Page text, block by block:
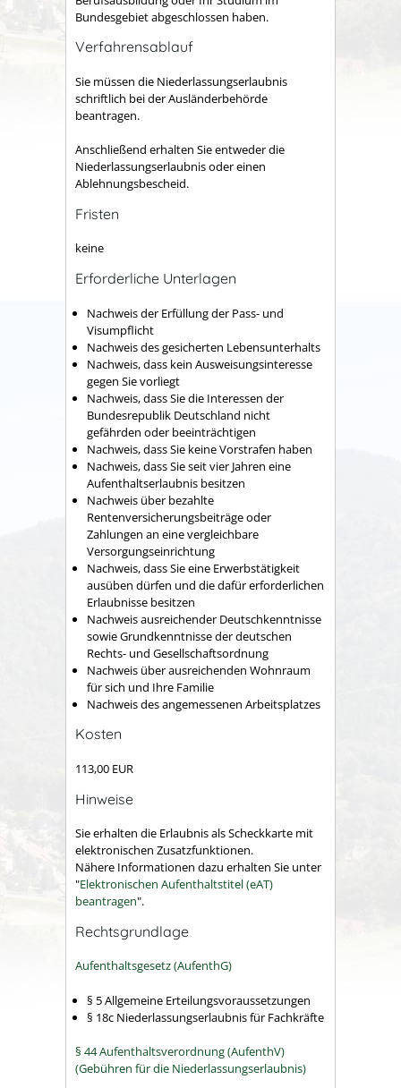
Bundesgebiet abgeschlossen haben.
Verfahrensablauf
Sie müssen die Niederlassungserlaubnis
schriftlich bei der Ausländerbehörde
beantragen.
Anschließend erhalten Sie entweder die
Niederlassungserlaubnis oder einen
Ablehnungsbescheid.
Fristen
keine
Erforderliche Unterlagen
Nachweis der Erfüllung der Pass- und
Visumpflicht
Nachweis des gesicherten Lebensunterhalts
Nachweis, dass kein Ausweisungsinteresse
gegen Sie vorliegt
Nachweis, dass Sie die Interessen der
Bundesrepublik Deutschland nicht
gefährden oder beeinträchtigen
Nachweis, dass Sie keine Vorstrafen haben
Nachweis, dass Sie seit vier Jahren eine
Aufenthaltserlaubnis besitzen
Nachweis über bezahlte
Rentenversicherungsbeiträge oder
Zahlungen an eine vergleichbare
Versorgungseinrichtung
Nachweis, dass Sie eine Erwerbstätigkeit
ausüben dürfen und die dafür erforderlichen
Erlaubnisse besitzen
Nachweis ausreichender Deutschkenntnisse
sowie Grundkenntnisse der deutschen
Rechts- und Gesellschaftsordnung
Nachweis über ausreichenden Wohnraum
für sich und Ihre Familie
Nachweis des angemessenen Arbeitsplatzes
Kosten
113,00 EUR
Hinweise
Sie erhalten die Erlaubnis als Scheckkarte mit
elektronischen Zusatzfunktionen.
Nähere Informationen dazu erhalten Sie unter
"Elektronischen Aufenthaltstitel (eAT)
beantragen".
Rechtsgrundlage
Aufenthaltsgesetz (AufenthG)
§ 5Allgemeine Erteilungsvoraussetzungen
§ 18c Niederlassungserlaubnis für Fachkräfte
§ 44 Aufenthaltsverordnung (AufenthV)
(Gebühren für die Niederlassungserlaubnis)